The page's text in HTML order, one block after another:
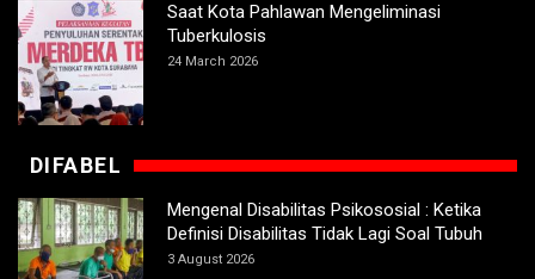
Saat Kota Pahlawan Mengeliminasi
Tuberkulosis
24 March 2026
DIFABEL
Mengenal Disabilitas Psikososial : Ketika
Definisi Disabilitas Tidak Lagi Soal Tubuh
3 August 2026